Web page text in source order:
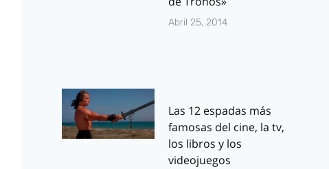
Abril 25, 2014
Las 12 espadas más
famosas del cine, la tv,
los libros y los
videojuegos